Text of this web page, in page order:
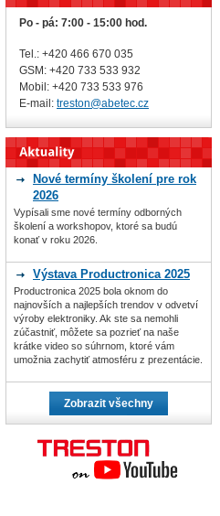
Po - pá: 7:00 - 15:00 hod.
Tel.: +420 466 670 035
GSM: +420 733 533 932
Mobil: +420 733 533 976
E-mail: treston@abetec.cz
Nové termíny školení pre rok
2026
Vypísali sme nové termíny odborných
školení a workshopov, ktoré sa budú
konať v roku 2026.
Výstava Productronica 2025
Productronica 2025 bola oknom do
najnovších a najlepších trendov v odvetví
výroby elektroniky. Ak ste sa nemohli
zúčastniť, môžete sa pozrieť na naše
krátke video so súhrnom, ktoré vám
umožnia zachytiť atmosféru z prezentácie.
Zobrazit všechny